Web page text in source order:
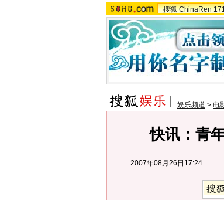
搜狐 ChinaRen
娱乐频道 > 电
快讯：青
2007年08月26日17:24